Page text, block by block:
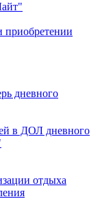
дневного
в ДОЛ дневного
отдыха